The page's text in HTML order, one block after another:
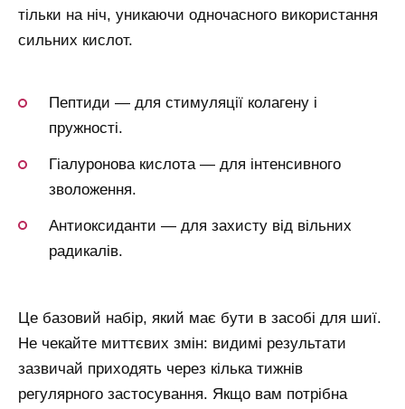
тільки на ніч, уникаючи одночасного використання
сильних кислот.
Пептиди — для стимуляції колагену і
пружності.
Гіалуронова кислота — для інтенсивного
зволоження.
Антиоксиданти — для захисту від вільних
радикалів.
Це базовий набір, який має бути в засобі для шиї.
Не чекайте миттєвих змін: видимі результати
зазвичай приходять через кілька тижнів
регулярного застосування. Якщо вам потрібна